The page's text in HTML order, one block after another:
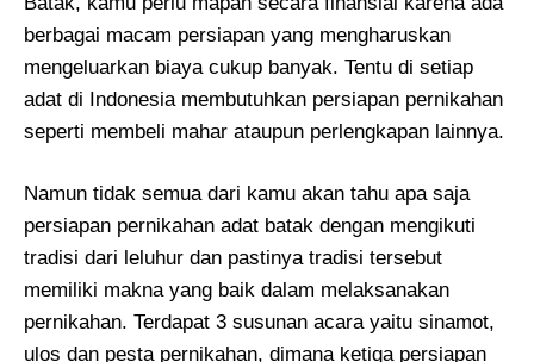
berbagai macam persiapan yang mengharuskan
mengeluarkan biaya cukup banyak. Tentu di setiap
adat di Indonesia membutuhkan persiapan pernikahan
seperti membeli mahar ataupun perlengkapan lainnya.
Namun tidak semua dari kamu akan tahu apa saja
persiapan pernikahan adat batak dengan mengikuti
tradisi dari leluhur dan pastinya tradisi tersebut
memiliki makna yang baik dalam melaksanakan
pernikahan. Terdapat 3 susunan acara yaitu sinamot,
ulos dan pesta pernikahan, dimana ketiga persiapan